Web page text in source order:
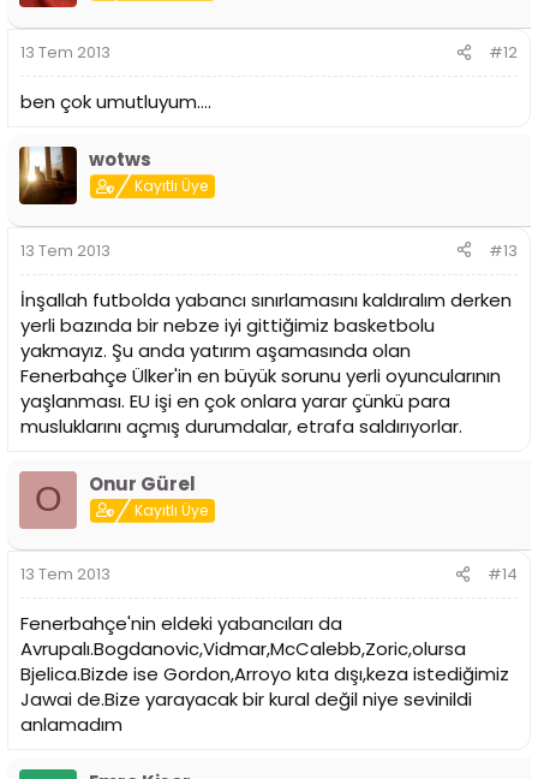
13 Tem 2013 #12
ben çok umutluyum....
wotws
Kayıtlı Üye
13 Tem 2013 #13
İnşallah futbolda yabancı sınırlamasını kaldıralım derken
yerli bazında bir nebze iyi gittiğimiz basketbolu
yakmayız. Şu anda yatırım aşamasında olan
Fenerbahçe Ülker'in en büyük sorunu yerli oyuncularının
yaşlanması. EU işi en çok onlara yarar çünkü para
musluklarını açmış durumdalar, etrafa saldırıyorlar.
O Onur Gürel
Kayıtlı Üye
13 Tem 2013 #14
Fenerbahçe'nin eldeki yabancıları da
Avrupalı.Bogdanovic,Vidmar,McCalebb,Zoric,olursa
Bjelica.Bizde ise Gordon,Arroyo kıta dışı,keza istediğimiz
Jawai de.Bize yarayacak bir kural değil niye sevinildi
anlamadım